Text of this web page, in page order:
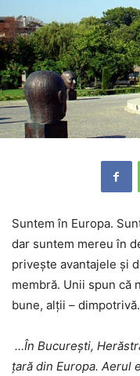
Suntem în Europa.
dar suntem mereu în
privește avantajele și
membră. Unii spun că
bune, alții – dimpotrivă.
…În București,
țară din Europa. Aerul